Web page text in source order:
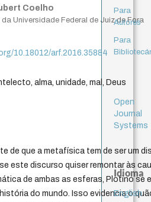
Coelho
da Universidade Federal de Juiz de Fora
10.18012/arf.2016.35884
alma, unidade, mal, Deus
de que a metafísica tem de ser um
este discurso quiser remontar às
de ambas as esferas, Plotino se
do mundo. Isso evidencia o
Para
Autores
Para
Open
Journal
Systems
Idioma
English